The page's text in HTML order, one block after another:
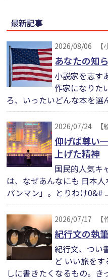
最新記事
2026/08/06
あなたの知
小説家を志す
作家になりた
ろ、いったいどんな本を選
2026/07/24
仰げば尊い
上げた精神
国民的人気キ
は、なぜあんなにも 日本
パンマン」。とりわけ0&#
2026/07/17
紀行文の執
紀行文、つい
ど いい旅を
しに書きたくなるもの。き